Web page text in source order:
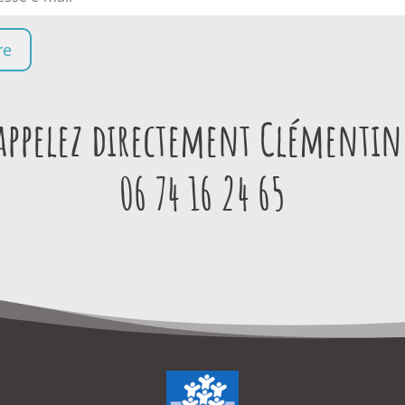
directement
06 74 16 24 65